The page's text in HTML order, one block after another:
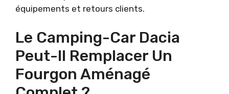
équipements et retours clients.
Le Camping-Car Dacia
Peut-Il Remplacer Un
Fourgon Aménagé